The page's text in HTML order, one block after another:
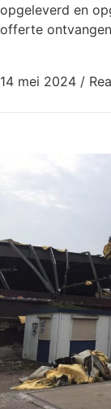
opgeleverd en
offerte
14 mei 2024 /